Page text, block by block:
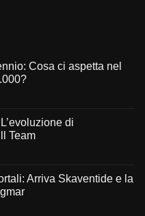
Cosa ci aspetta nel
di
Team
Arriva Skaventide e la